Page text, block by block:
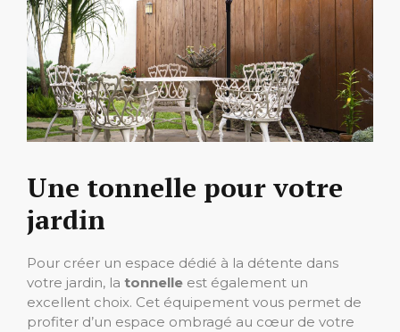
Une tonnelle pour votre
jardin
Pour créer un espace dédié à la détente dans
votre jardin, la tonnelle est également un
excellent choix. Cet équipement vous permet de
profiter d’un espace ombragé au cœur de votre